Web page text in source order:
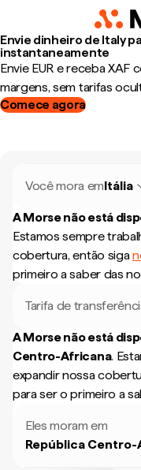
Envie dinheiro de Italy
instantaneamente
Envie EUR e receba XAF
margens, sem tarifas
Comece agora
Você mora emItália
A Morse não está
Estamos sempre
cobertura, então siga
primeiro a saber das
Tarifa de
A Morse não está
Centro-Africana.
expandir nossa
para ser o primeiro a
Eles moram em
República